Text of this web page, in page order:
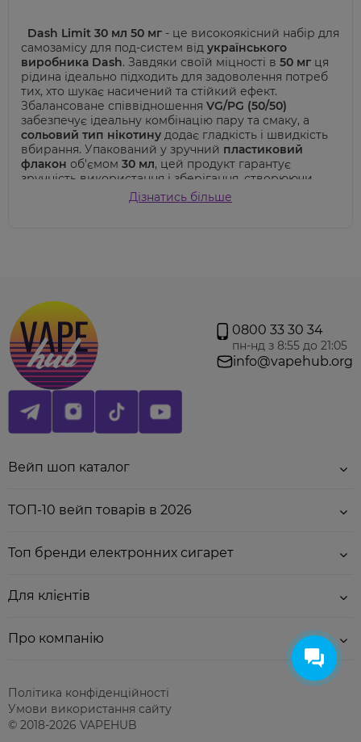
Dash Limit 30 мл 50 мг - це високоякісний набір для
самозамісу для под-систем від українського
виробника Dash. Завдяки своїй міцності в 50 мг ця
рідина ідеально підходить для задоволення потреб
тих, хто шукає насичений та стійкий ефект.
Збалансоване співвідношення VG/PG (50/50)
забезпечує ідеальну комбінацію пару та смаку, а
сольовий тип нікотину додає гладкість і швидкість
вбирання. Упакований у зручний пластиковий
флакон об'ємом 30 мл, цей продукт гарантує
зручність використання і зберігання, створюючи
приємне паріння для ваших вейп-сесій.
Насолоджуйтеся неперевершеним досвідом від
- Збовтати все протягом 1-2 хвилин.
температури 6-12 годин. Для більш досконалого
Обов'язково збовтуйте баночку перед кожною
заправкою картриджа.
Палітра смаків:
- зануртесь у світ пристрасті
та свіжості з освіжаючою маракуєю та легким
льодовим акцентом.
Солодкість: 3/5
Дізнатись більше
0800 33 30 34
пн-нд з 8:55 до 21:05
info@vapehub.org
Вейп шоп каталог
ТОП-10 вейп товарів в 2026
Топ бренди електронних сигарет
Для клієнтів
Про компанію
© 2018-2026 VAPEHUB
Політика конфіденційності
Умови використання сайту